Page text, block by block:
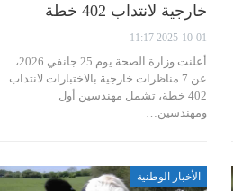
خارجية لانتداب 402 خطة
2025-10-01 11:17
أعلنت وزارة الصحة يوم 25 جانفي 2026،
عن 7 مناظرات خارجية بالاختبارات لانتداب
402 خطة، تشمل مهندسين أول
ومهندسين…
الأخبار الوطنية